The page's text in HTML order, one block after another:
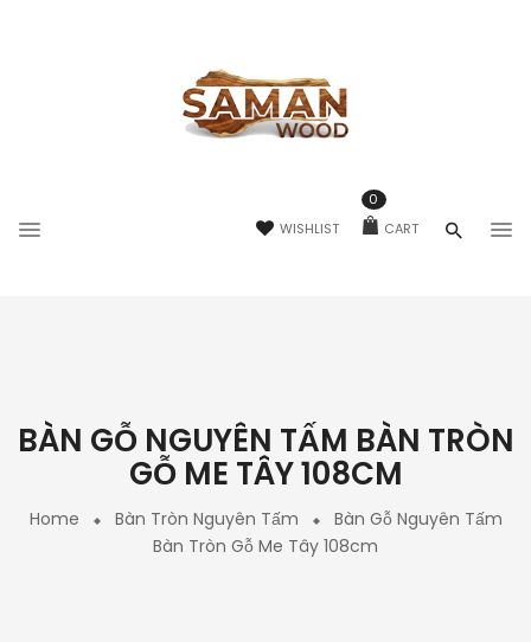
WISHLIST CART
0
BÀN GỖ NGUYÊN TẤM BÀN TRÒN
GỖ ME TÂY 108CM
Home Bàn Tròn Nguyên Tấm
Bàn Gỗ Nguyên Tấm
Bàn Tròn Gỗ Me Tây 108cm